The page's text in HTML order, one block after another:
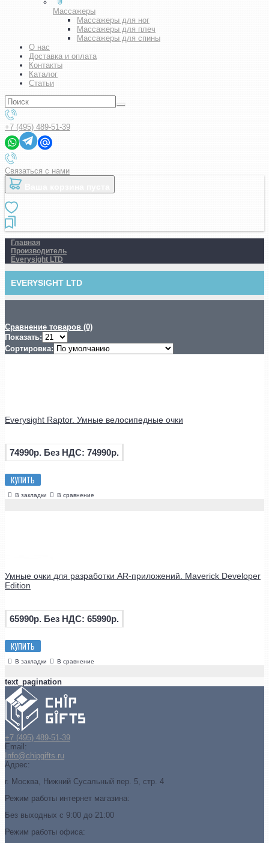
Массажеры
Массажеры для ног
Массажеры для плеч
Массажеры для спины
О нас
Доставка и оплата
Контакты
Каталог
Статьи
+7 (495) 489-51-39
Связаться с нами
Главная
Производитель
Everysight LTD
EVERYSIGHT LTD
Сравнение товаров (0)
Показать:
Сортировка:
Everysight Raptor. Умные велосипедные очки
74990р. Без НДС: 74990р.
КУПИТЬ
В закладки В сравнение
Умные очки для разработки AR-приложений. Maverick Developer
Edition
65990р. Без НДС: 65990р.
КУПИТЬ
В закладки В сравнение
text_pagination
+7 (495) 489-51-39
Email:
Info@chipgifts.ru
Адрес:
г. Москва, Нижний Сусальный пер. 5, стр. 4
Режим работы интернет магазина:
Без выходных с 9:00 до 21:00
Режим работы офиса: